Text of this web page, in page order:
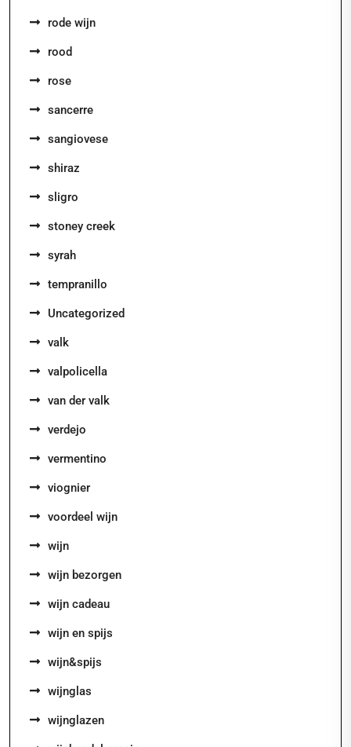
rode wijn
rood
rose
sancerre
sangiovese
shiraz
sligro
stoney creek
syrah
tempranillo
Uncategorized
valk
valpolicella
van der valk
verdejo
vermentino
viognier
voordeel wijn
wijn
wijn bezorgen
wijn cadeau
wijn en spijs
wijn&spijs
wijnglas
wijnglazen